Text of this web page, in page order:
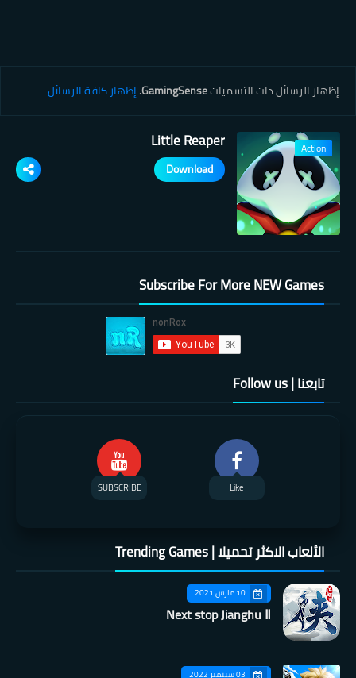
‏إظهار الرسائل ذات التسمياتGamingSense
.إظهار كافة الرسائل
Action
Little Reaper
Download
Subscribe For More NEW Games
تابعنا | Follow us
Like
SUBSCRIBE
الألعاب الاكثر تحميلا | Trending Games
10 مارس 2021
Next stop Jianghu Ⅱ
03 سبتمبر 2022